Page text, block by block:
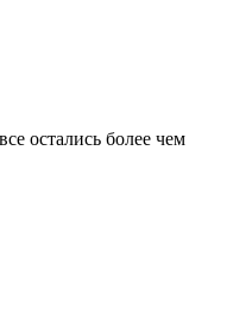
остались более чем